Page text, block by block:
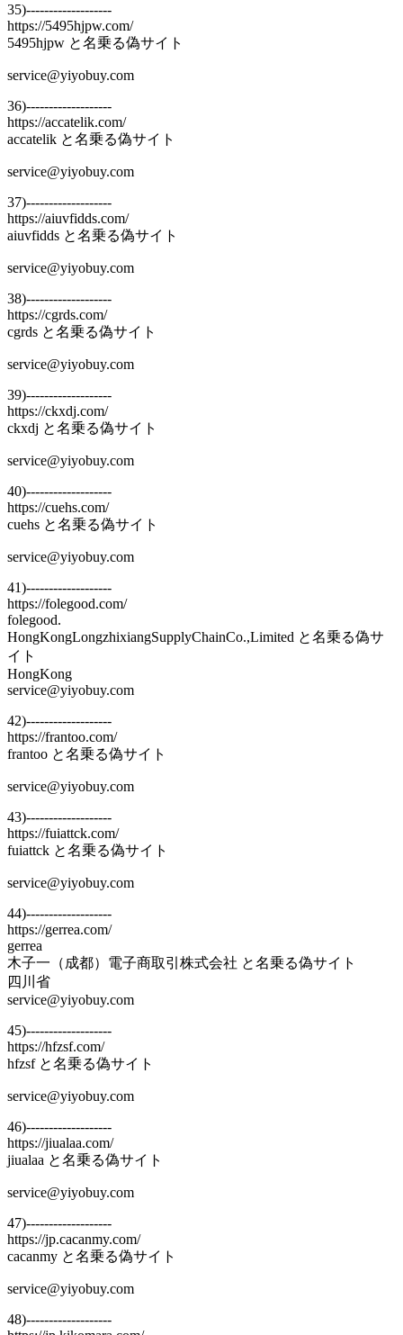
35)-------------------
https://5495hjpw.com/
5495hjpw と名乗る偽サイト
service@yiyobuy.com
36)-------------------
https://accatelik.com/
accatelik と名乗る偽サイト
service@yiyobuy.com
37)-------------------
https://aiuvfidds.com/
aiuvfidds と名乗る偽サイト
service@yiyobuy.com
38)-------------------
https://cgrds.com/
cgrds と名乗る偽サイト
service@yiyobuy.com
39)-------------------
https://ckxdj.com/
ckxdj と名乗る偽サイト
service@yiyobuy.com
40)-------------------
https://cuehs.com/
cuehs と名乗る偽サイト
service@yiyobuy.com
41)-------------------
https://folegood.com/
folegood.
HongKongLongzhixiangSupplyChainCo.,Limited と名乗る偽サ
イト
HongKong
service@yiyobuy.com
42)-------------------
https://frantoo.com/
frantoo と名乗る偽サイト
service@yiyobuy.com
43)-------------------
https://fuiattck.com/
fuiattck と名乗る偽サイト
service@yiyobuy.com
44)-------------------
https://gerrea.com/
gerrea
木子一（成都）電子商取引株式会社 と名乗る偽サイト
四川省
service@yiyobuy.com
45)-------------------
https://hfzsf.com/
hfzsf と名乗る偽サイト
service@yiyobuy.com
46)-------------------
https://jiualaa.com/
jiualaa と名乗る偽サイト
service@yiyobuy.com
47)-------------------
https://jp.cacanmy.com/
cacanmy と名乗る偽サイト
service@yiyobuy.com
48)-------------------